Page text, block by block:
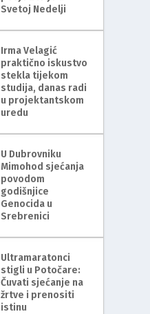
Svetoj Nedelji
Irma Velagić
praktično iskustvo
stekla tijekom
studija, danas radi
u projektantskom
uredu
U Dubrovniku
Mimohod sjećanja
povodom
godišnjice
Genocida u
Srebrenici
Ultramaratonci
stigli u Potočare:
Čuvati sjećanje na
žrtve i prenositi
istinu